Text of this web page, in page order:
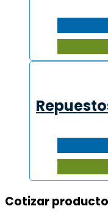
Cotizar